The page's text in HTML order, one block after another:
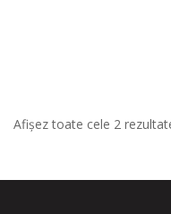
Afișez toate cele 2